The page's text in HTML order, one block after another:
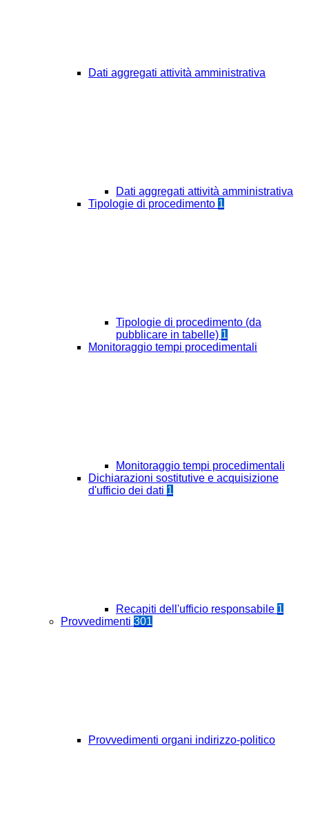
Dati aggregati attività amministrativa
Dati aggregati attività amministrativa
Tipologie di procedimento 1
Tipologie di procedimento (da
pubblicare in tabelle) 1
Monitoraggio tempi procedimentali
Monitoraggio tempi procedimentali
Dichiarazioni sostitutive e acquisizione
d'ufficio dei dati 1
Recapiti dell'ufficio responsabile 1
Provvedimenti 301
Provvedimenti organi indirizzo-politico